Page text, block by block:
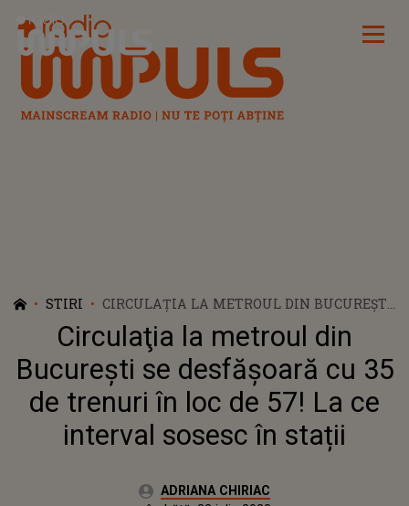
Radio Impuls
STIRI
CIRCULAŢIA LA METROUL DIN BUCUREȘTI
SE DESFĂŞOARĂ CU 35 DE TRENURI ÎN LOC
DE 57! LA CE INTERVAL SOSESC ÎN STAȚII
Circulaţia la metroul din
București se desfăşoară cu 35
de trenuri în loc de 57! La ce
interval sosesc în stații
Autor:ADRIANA CHIRIAC